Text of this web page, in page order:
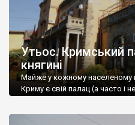
Утьос. Кримський
княгині
Майже у кожному населеному
Криму є свій палац (а часто і